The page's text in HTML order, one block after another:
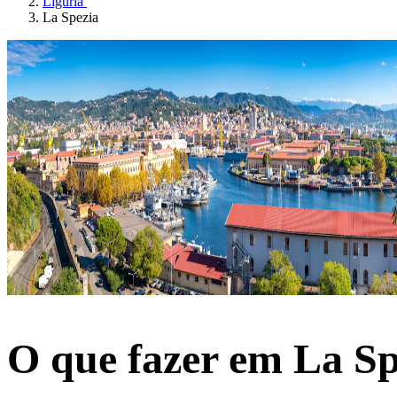
La Spezia
O que fazer em La